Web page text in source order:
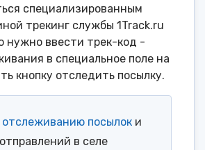
специализированным
трекинг службы 1Track.ru
нужно ввести трек-код -
в специальное поле на
кнопку отследить посылку.
отслеживанию посылок и
в селе